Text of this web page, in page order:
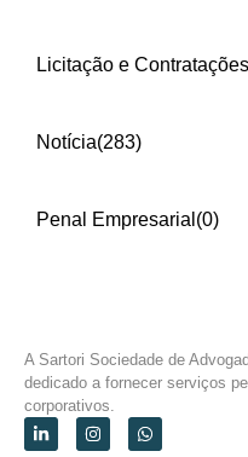
Licitação e
Notícia(283)
Penal Empresarial (0)
A Sartori Sociedade de
dedicado a fornecer serviços
corporativos.